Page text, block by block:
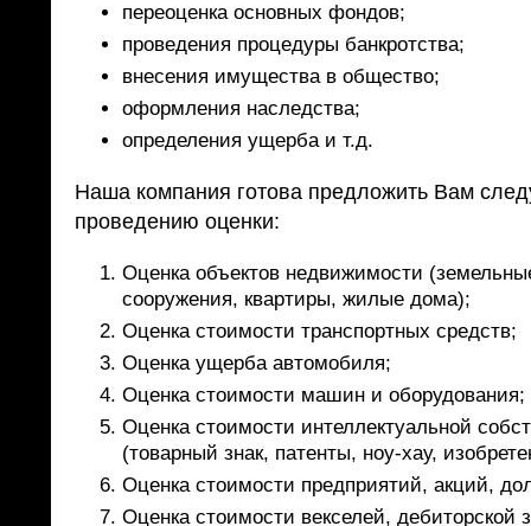
переоценка основных фондов;
проведения процедуры банкротства;
внесения имущества в общество;
оформления наследства;
определения ущерба и т.д.
Наша компания готова предложить Вам
проведению оценки:
Оценка объектов недвижимости
сооружения, квартиры, жилые дома);
Оценка стоимости транспортных средств;
Оценка ущерба автомобиля;
Оценка стоимости машин и оборудования;
Оценка стоимости интеллектуальной
(товарный знак, патенты, ноу-хау,
Оценка стоимости предприятий, акций,
Оценка стоимости векселей, дебиторской